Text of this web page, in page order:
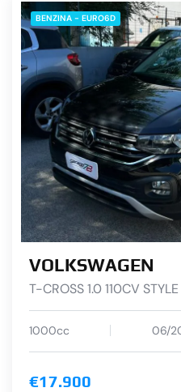
BENZINA - EURO6D
VOLKSWAGEN
T-CROSS 1.0 110CV STYLE
1000cc 06/
€17.900